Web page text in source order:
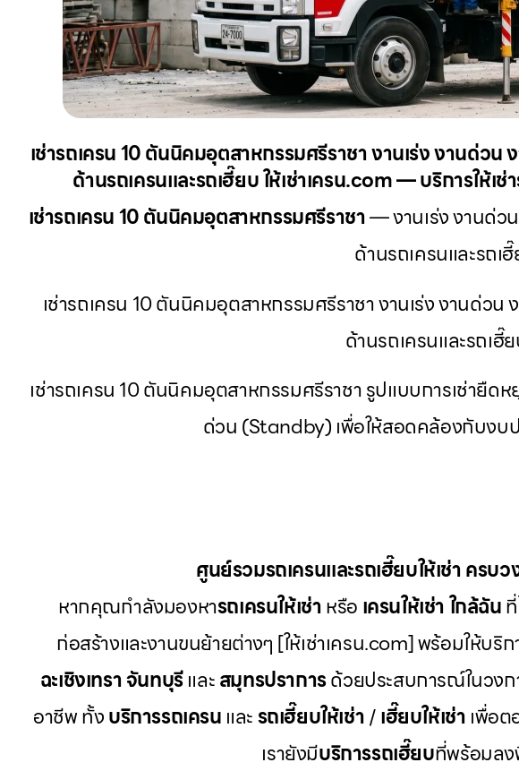
เช่ารถเครน 10 ตันนิคมอุตสาหกรรมศรีราชา งานเร่ง งานด่
ด้านรถเครนและรถเฮี๊ยบ ให้เช่าเครน.com — บริการให้เ
เช่ารถเครน 10 ตันนิคมอุตสาหกรรมศรีราชา— งานเร่ง งานด่
ด้านรถเครนและรถเ
เช่ารถเครน 10 ตันนิคมอุตสาหกรรมศรีราชา งานเร่ง งานด่
ด้านรถเครนและรถเฮี๊
เช่ารถเครน 10 ตันนิคมอุตสาหกรรมศรีราชา รูปแบบการเช่ายืด
ด่วน (Standby) เพื่อให้สอดคล้องกับงบป
ศูนย์รวมรถเครนและรถเฮี๊ยบให้เช่า คร
หากคุณกำลังมองหารถเครนให้เช่าหรือ เครนให้เช่าใกล้ฉัน
ก่อสร้างและงานขนย้ายต่างๆ [ให้เช่าเครน.com] พร้อมให้บ
ฉะเชิงเทรา จันทบุรีและสมุทรปราการด้วยประสบการณ์ในวงก
อาชีพ ทั้งบริการรถเครน และรถเฮี๊ยบให้เช่า/เฮี๊ยบให้เช่า เพื่อ
เรายังมีบริการรถเฮี๊ยบที่พร้อมล